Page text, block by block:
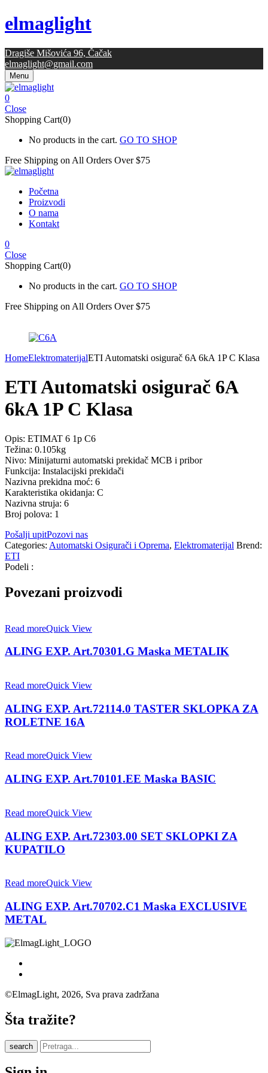
elmaglight
Dragiše Mišovića 96, Čačak
elmaglight@gmail.com
Menu
0
Close
Shopping Cart(0)
No products in the cart. GO TO SHOP
Free Shipping on All Orders Over $75
Početna
Proizvodi
O nama
Kontakt
0
Close
Shopping Cart(0)
No products in the cart. GO TO SHOP
Free Shipping on All Orders Over $75
HomeElektromaterijalETI Automatski osigurač 6A 6kA 1P C Klasa
ETI Automatski osigurač 6A
6kA 1P C Klasa
Opis: ETIMAT 6 1p C6
Težina: 0.105kg
Nivo: Minijaturni automatski prekidač MCB i pribor
Funkcija: Instalacijski prekidači
Nazivna prekidna moć: 6
Karakteristika okidanja: C
Nazivna struja: 6
Broj polova: 1
Pošalji upitPozovi nas
Categories: Automatski Osigurači i Oprema, Elektromaterijal Brend:
ETI
Podeli :
Povezani proizvodi
Read moreQuick View
ALING EXP. Art.70301.G Maska METALIK
Read moreQuick View
ALING EXP. Art.72114.0 TASTER SKLOPKA ZA
ROLETNE 16A
Read moreQuick View
ALING EXP. Art.70101.EE Maska BASIC
Read moreQuick View
ALING EXP. Art.72303.00 SET SKLOPKI ZA
KUPATILO
Read moreQuick View
ALING EXP. Art.70702.C1 Maska EXCLUSIVE
METAL
©ElmagLight, 2026, Sva prava zadržana
Šta tražite?
search